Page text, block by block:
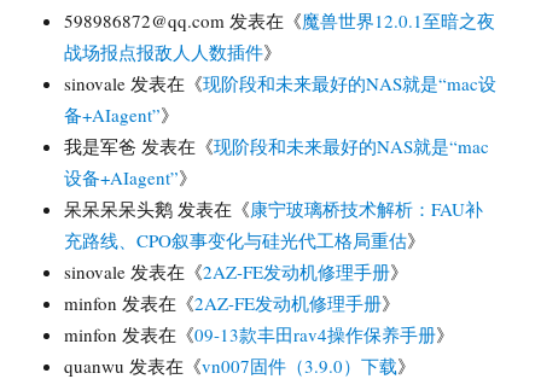
598986872@qq.com 发表在《魔兽世界12.0.1至暗之夜
战场报点报敌人人数插件》
sinovale 发表在《现阶段和未来最好的NAS就是“mac设
备+AIagent”》
我是军爸 发表在《现阶段和未来最好的NAS就是“mac
设备+AIagent”》
呆呆呆呆头鹅 发表在《康宁玻璃桥技术解析：FAU补
充路线、CPO叙事变化与硅光代工格局重估》
sinovale 发表在《2AZ-FE发动机修理手册》
minfon 发表在《2AZ-FE发动机修理手册》
minfon 发表在《09-13款丰田rav4操作保养手册》
quanwu 发表在《vn007固件（3.9.0）下载》